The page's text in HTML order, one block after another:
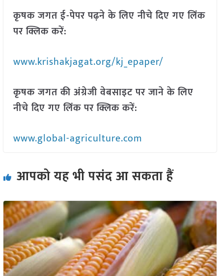
कृषक जगत ई-पेपर पढ़ने के लिए नीचे दिए गए लिंक
पर क्लिक करें:
www.krishakjagat.org/kj_epaper/
कृषक जगत की अंग्रेजी वेबसाइट पर जाने के लिए
नीचे दिए गए लिंक पर क्लिक करें:
www.global-agriculture.com
आपको यह भी पसंद आ सकता हैं